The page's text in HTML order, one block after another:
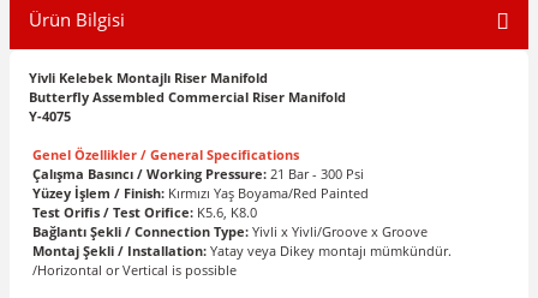
Ürün Bilgisi
Yivli Kelebek Montajlı Riser Manifold
Butterfly Assembled Commercial Riser Manifold
Y-4075
Genel Özellikler / General Specifications
Çalışma Basıncı / Working Pressure: 21 Bar - 300 Psi
Yüzey İşlem / Finish: Kırmızı Yaş Boyama/Red Painted
Test Orifis / Test Orifice: K5.6, K8.0
Bağlantı Şekli / Connection Type: Yivli x Yivli/Groove x Groove
Montaj Şekli / Installation: Yatay veya Dikey montajı mümkündür.
/Horizontal or Vertical is possible